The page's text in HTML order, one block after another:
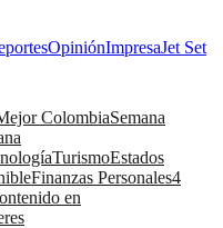
OpiniónImpresaJet Set
ColombiaSemana
TurismoEstados
Finanzas Personales4
en